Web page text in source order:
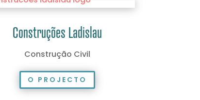
Construções Ladislau
Construção Civil
O PROJECTO